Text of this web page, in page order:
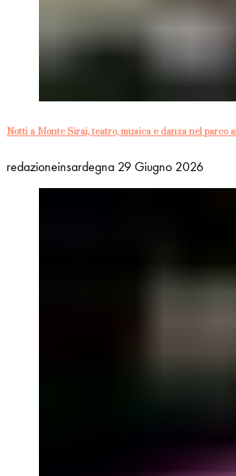
Notti a Monte Sirai, teatro, musica e danza nel parco
redazioneinsardegna 29 Giugno 2026